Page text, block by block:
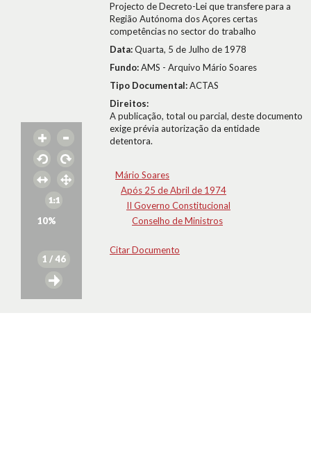
10%
1 / 46
Projecto de Decreto-Lei que transfere para a
Região Autónoma dos Açores certas
competências no sector do trabalho
Data:Quarta, 5 de Julho de 1978
Fundo:AMS - Arquivo Mário Soares
Tipo Documental:ACTAS
Direitos:
A publicação, total ou parcial, deste documento
exige prévia autorização da entidade
detentora.
Mário Soares
Após 25 de Abril de 1974
II Governo Constitucional
Conselho de Ministros
Citar Documento